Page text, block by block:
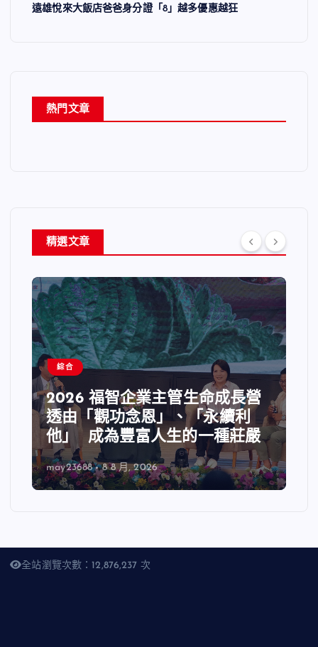
遠雄悅來大飯店爸爸身分證「8」越多優惠越狂
熱門文章
精選文章
綜合
2026 福智企業主管生命成長營
透由「觀功念恩」、「永續利
他」 成為豐富人生的一種莊嚴
may23688 8 8 月, 2026
全站瀏覽次數：12,876,237 次